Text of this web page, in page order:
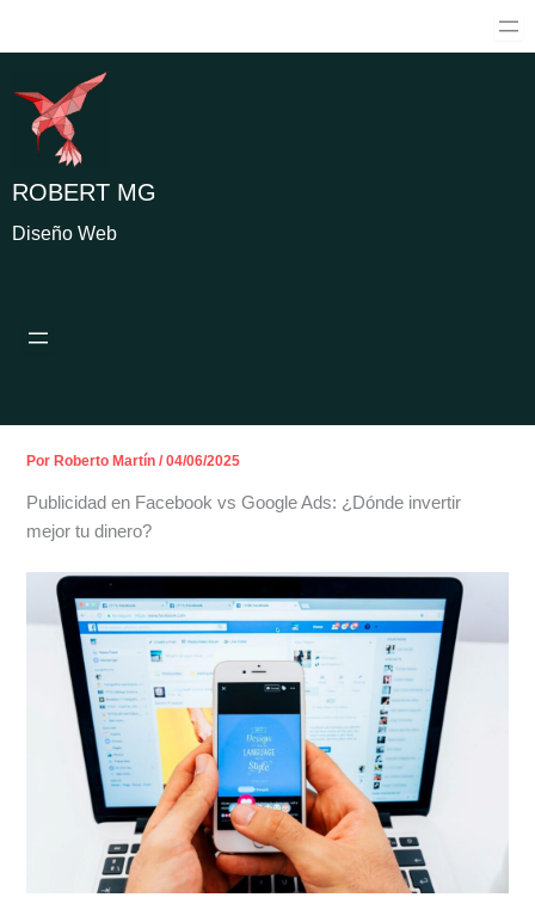
ROBERT MG
Diseño Web
PorRoberto Martín/04/06/2025
Publicidad en Facebook vs Google Ads: ¿Dónde invertir
mejor tu dinero?